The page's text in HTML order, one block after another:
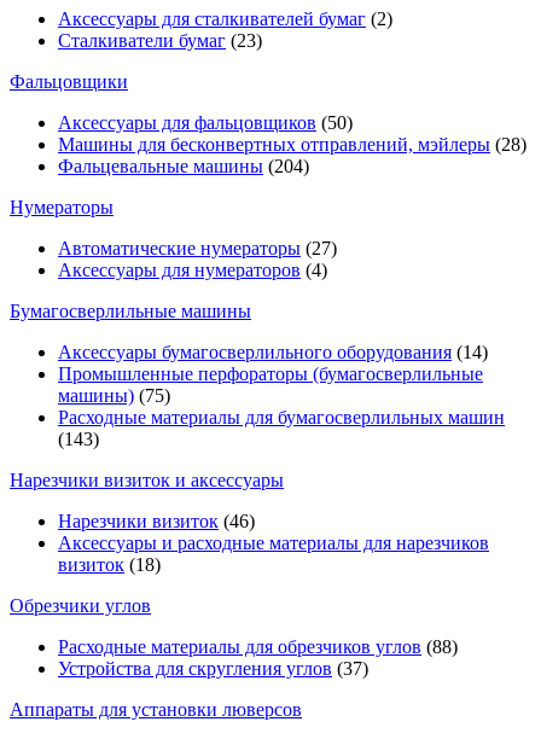
Аксессуары для сталкивателей бумаг (2)
Сталкиватели бумаг (23)
Фальцовщики
Аксессуары для фальцовщиков (50)
Машины для бесконвертных отправлений, мэйлеры (28)
Фальцевальные машины (204)
Нумераторы
Автоматические нумераторы (27)
Аксессуары для нумераторов (4)
Бумагосверлильные машины
Аксессуары бумагосверлильного оборудования (14)
Промышленные перфораторы (бумагосверлильные
машины) (75)
Расходные материалы для бумагосверлильных машин
(143)
Нарезчики визиток и аксессуары
Нарезчики визиток (46)
Аксессуары и расходные материалы для нарезчиков
визиток (18)
Обрезчики углов
Расходные материалы для обрезчиков углов (88)
Устройства для скругления углов (37)
Аппараты для установки люверсов